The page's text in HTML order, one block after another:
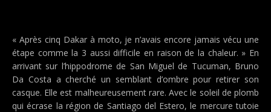
« Après cinq Dakar à moto, je n’avais encore jamais vécu une
étape comme la 3 aussi difficile en raison de la chaleur. » En
arrivant sur l’hippodrome de San Miguel de Tucuman, Bruno
Da Costa a cherché un semblant d’ombre pour retirer son
casque. Elle est malheureusement rare. Avec le soleil de plomb
qui écrase la région de Santiago del Estero, le mercure tutoie